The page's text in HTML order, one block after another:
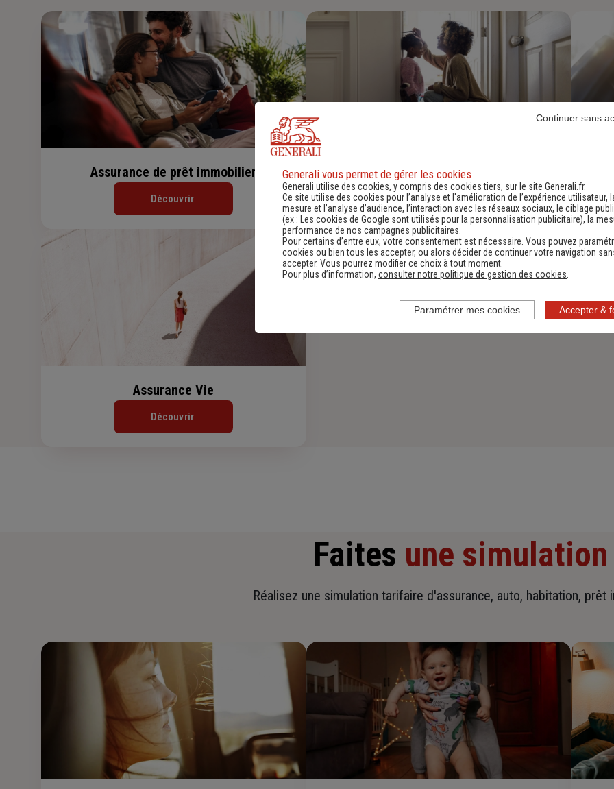
Assurance de prêt immobilier
Découvrir
Assurance Habitation
Découvrir
Assurance Vie
Découvrir
Faites une simulation
Réalisez une simulation tarifaire d'assurance, auto, habitation, prêt
Generali vous permet de gérer les cookies
Generali utilise des cookies, y compris des cookies tiers, sur le site Generali.fr.
Ce site utilise des cookies pour l’analyse et l'amélioration de l’expérience utilisateur,
mesure et l’analyse d’audience, l’interaction avec les réseaux sociaux, le ciblage
(ex : Les cookies de Google sont utilisés pour la personnalisation publicitaire), la
performance de nos campagnes publicitaires.
Pour certains d’entre eux, votre consentement est nécessaire. Vous pouvez
cookies ou bien tous les accepter, ou alors décider de continuer votre navigation
accepter. Vous pourrez modifier ce choix à tout moment.
Pour plus d’information, consulter notre politique de gestion des cookies.
Accepter &
Continuer sans
Paramétrer mes cookies